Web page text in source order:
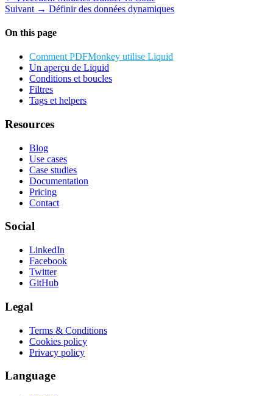
Suivant → Définir des données dynamiques
On this page
Comment PDFMonkey utilise Liquid
Un aperçu de Liquid
Conditions et boucles
Filtres
Tags et helpers
Resources
Blog
Use cases
Case studies
Documentation
Pricing
Contact
Social
LinkedIn
Facebook
Twitter
GitHub
Legal
Terms & Conditions
Cookies policy
Privacy policy
Language